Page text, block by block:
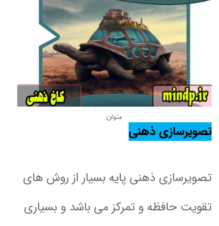
عنوان
تصویرسازی ذهنی
تصویرسازی ذهنی پایه بسیار از روش های
تقویت حافظه و تمرکز می باشد و بسیاری